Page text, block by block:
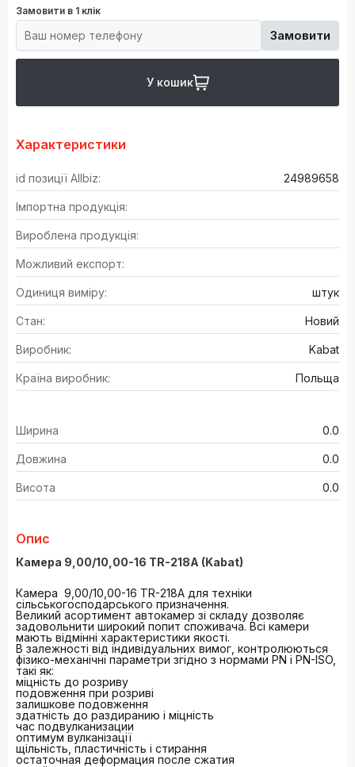
Замовити в 1 клік
Замовити
У кошик
Характеристики
id позиції Allbiz: 24989658
Імпортна продукція:
Вироблена продукція:
Можливий експорт:
Одиниця виміру: штук
Стан: Новий
Виробник: Kabat
Країна виробник: Польща
Ширина 0.0
Довжина 0.0
Висота 0.0
Опис
Камера 9,00/10,00-16 TR-218A (Kabat)
Камера 9,00/10,00-16 TR-218A для техніки
сільськогосподарського призначення.
Великий асортимент автокамер зі складу дозволяє
задовольнити широкий попит споживача. Всі камери
мають відмінні характеристики якості.
В залежності від індивідуальних вимог, контролюються
фізико-механічні параметри згідно з нормами PN і PN-ISO,
такі як:
міцність до розриву
подовження при розриві
залишкове подовження
здатність до раздиранию і міцність
час подвулканизации
оптимум вулканізації
щільність, пластичність і стирання
остаточная деформация после сжатия